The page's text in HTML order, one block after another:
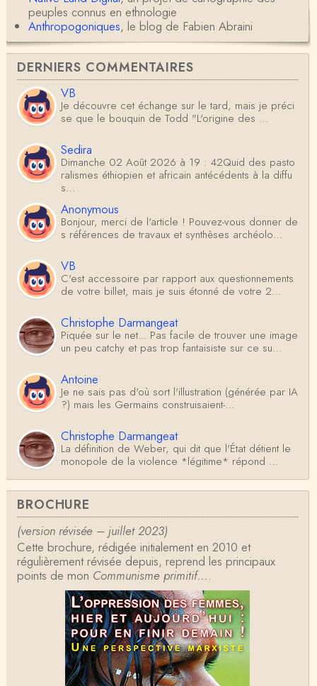
peuples connus en ethnologie
Anthropogoniques, le blog de Fabien Abraini
DERNIERS COMMENTAIRES
VB
Je découvre cet échange sur le tard, mais je préci
se que le bouquin de Todd "L'origine des …
Sedira
Dimanche 02 Août 2026 à 19 : 42Quid des pasto
ralismes éthiopien et africain antécédents à la diffu
s…
Anonymous
Bonjour, merci de l'article ! Pouvez-vous donner de
s références de travaux et synthèses archéolo…
VB
C'est accessoire par rapport aux questionnements
de votre billet, mais je suis étonné de votre 2…
Christophe Darmangeat
Piquée sur le net... Pas facile de trouver une image
un peu catchy et pas trop fantaisiste sur ce su…
Antoine
Je ne sais pas d'où sort l'illustration (générée par IA
?) mais les Germains construisaient-…
Christophe Darmangeat
La définition de Weber, qui dit que l'État détient le
monopole de la violence *légitime* répond …
Anonymous
Formidable et complexe sujet ; l'ancien professeur
d'histoire que je suis, Alsacien de surcr…
Tangui Przybylowski
Concernant Fustel de Coulanges, j'ai le souvenir
d'avoir lu, il y a près de 10 ans, un autre…
Jean-Paul Demoule
L'Etat ayant donc le monopole de la violence légiti
me, comment interpréter la situation états-un…
Christophe Darmangeat
Je ne sais pas quelle est la couleur de ma ceintur
BROCHURE
(version révisée – juillet 2023)
Cette brochure, rédigée initialement en 2010 et
régulièrement révisée depuis, reprend les principaux
points de mon Communisme primitif….